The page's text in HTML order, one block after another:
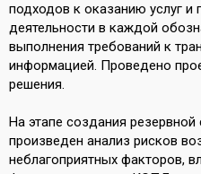
подходов к оказанию услуг и
деятельности в каждой
выполнения требований к
информацией. Проведено
решения.
На этапе создания
произведен анализ рисков
неблагоприятных факторов,